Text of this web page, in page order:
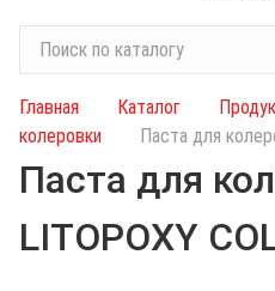
и
Главная Каталог
колеровки
Паста для
Паста для
LITOPOXY